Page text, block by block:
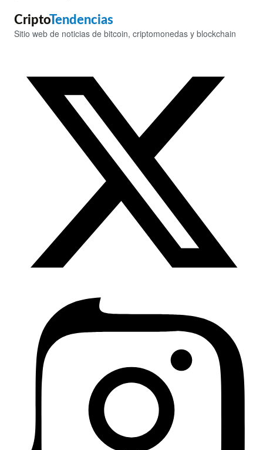
CriptoTendencias
Sitio web de noticias de bitcoin, criptomonedas y blockchain